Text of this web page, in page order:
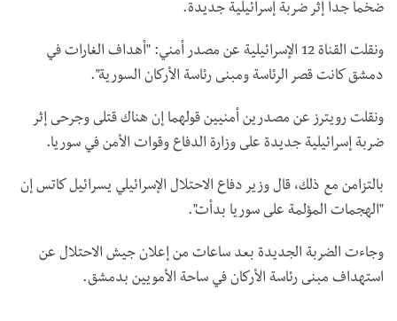
ضخما جدا إثر ضربة إسرائيلية جديدة.
ونقلت القناة 12 الإسرائيلية عن مصدر أمني: "أهداف الغارات في
دمشق كانت قصر الرئاسة ومبنى رئاسة الأركان السورية".
ونقلت رويترز عن مصدرين أمنيين قولهما إن هناك قتلى وجرحى إثر
ضربة إسرائيلية جديدة على وزارة الدفاع وقوات الأمن في سوريا.
بالتزامن مع ذلك، قال وزير دفاع الاحتلال الإسرائيلي يسرائيل كاتس إن
"الهجمات المؤلمة على سوريا بدأت".
وجاءت الضربة الجديدة بعد ساعات من إعلان جيش الاحتلال عن
استهداف مبنى رئاسة الأركان في ساحة الأمويين بدمشق.